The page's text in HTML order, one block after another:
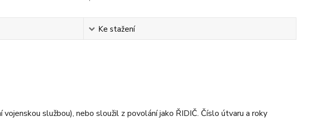
Ke stažení
službou), nebo sloužil z povolání jako ŘIDIČ. Číslo útvaru a roky